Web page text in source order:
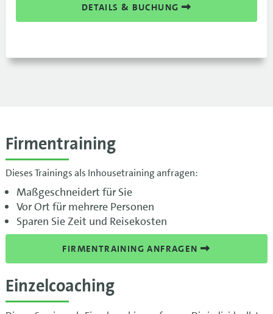
DETAILS & BUCHUNG
Firmentraining
Dieses Trainings als Inhousetraining anfragen:
Maßgeschneidert für Sie
Vor Ort für mehrere Personen
Sparen Sie Zeit und Reisekosten
FIRMENTRAINING ANFRAGEN
Einzelcoaching